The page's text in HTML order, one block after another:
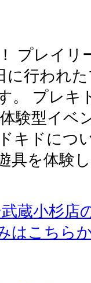
プレイリ
に行われ
。 プレキ
験型イベ
キドにつ
具を体験
蔵小杉店
はこちら